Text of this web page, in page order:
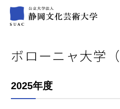
ボローニャ大学（
2025年度